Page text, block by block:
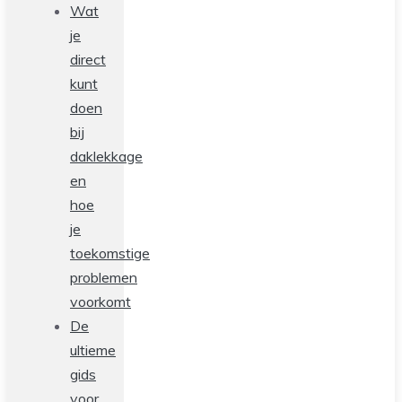
Wat
je
direct
kunt
doen
bij
daklekkage
en
hoe
je
toekomstige
problemen
voorkomt
De
ultieme
gids